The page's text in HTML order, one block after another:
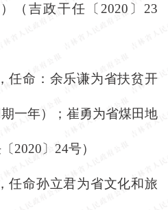
（吉政干任〔2020〕23
任命：余乐谦为省扶贫开
一年）；崔勇为省煤田地
2020〕24号）
任命孙立君为省文化和旅